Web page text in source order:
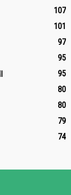
107
101
97
95
95
80
80
79
74